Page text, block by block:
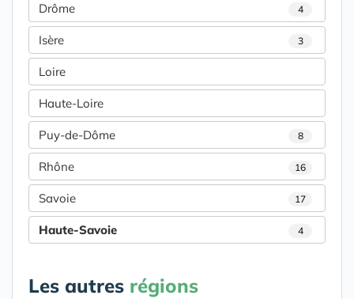
Drôme 4
Isère 3
Loire
Haute-Loire
Puy-de-Dôme 8
Rhône 16
Savoie 17
Haute-Savoie 4
Les autres régions